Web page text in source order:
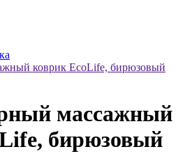
коврик EcoLife, бирюзовый
массажный
бирюзовый